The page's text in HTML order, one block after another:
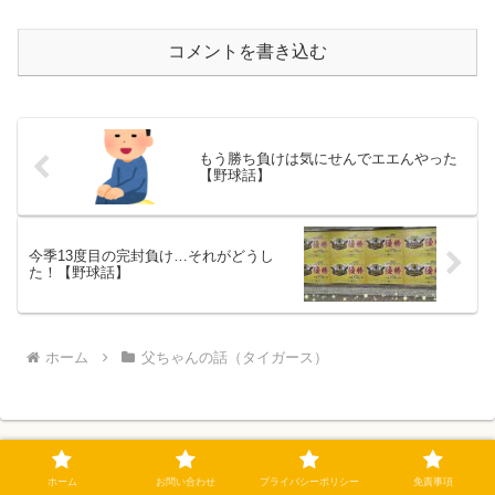
コメントを書き込む
もう勝ち負けは気にせんでエエんやった
【野球話】
今季13度目の完封負け…それがどうし
た！【野球話】
ホーム 父ちゃんの話（タイガース）
ホーム お問い合わせ プライバシーポリシー 免責事項